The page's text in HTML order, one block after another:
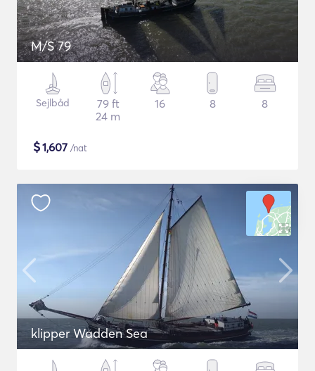
M/S 79
Sejlbåd
79 ft
24 m
16 8 8
$1,607 /nat
klipper Wadden Sea